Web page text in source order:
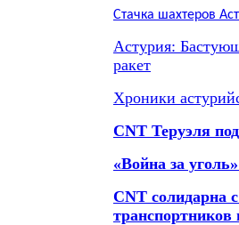
Стачка шахтеров
Астурия:
ракет
Хроники
CNT Теруэля
«Война за
CNT солидарна
транспортников